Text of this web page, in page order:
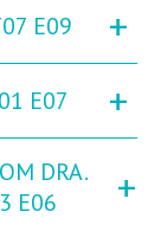
E09 +
E07 +
DRA.
E06
+